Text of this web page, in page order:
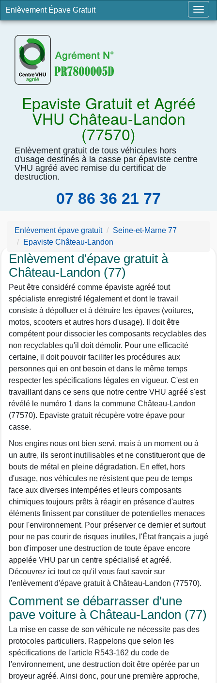
Enlèvement Épave Gratuit
Epaviste Gratuit et Agréé
VHU Château-Landon
(77570)
Enlèvement gratuit de tous véhicules hors
d'usage destinés à la casse par épaviste centre
VHU agréé avec remise du certificat de
destruction.
07 86 36 21 77
Enlèvement épave gratuit
Seine-et-Marne 77
Epaviste Château-Landon
Enlèvement d'épave gratuit à
Château-Landon (77)
Peut être considéré comme épaviste agréé tout
spécialiste enregistré légalement et dont le travail
consiste à dépolluer et à détruire les épaves (voitures,
motos, scooters et autres hors d'usage). Il doit être
compétent pour dissocier les composants recyclables des
non recyclables qu'il doit démolir. Pour une efficacité
certaine, il doit pouvoir faciliter les procédures aux
personnes qui en ont besoin et dans le même temps
respecter les spécifications légales en vigueur. C'est en
travaillant dans ce sens que notre centre VHU agréé s'est
révélé le numéro 1 dans la commune Château-Landon
(77570). Epaviste gratuit récupère votre épave pour
casse.
Nos engins nous ont bien servi, mais à un moment ou à
un autre, ils seront inutilisables et ne constitueront que de
bouts de métal en pleine dégradation. En effet, hors
d'usage, nos véhicules ne résistent que peu de temps
face aux diverses intempéries et leurs composants
chimiques toujours prêts à réagir en présence d'autres
éléments finissent par constituer de potentielles menaces
pour l'environnement. Pour préserver ce dernier et surtout
pour ne pas courir de risques inutiles, l'État français a jugé
bon d'imposer une destruction de toute épave encore
appelée VHU par un centre spécialisé et agréé.
Découvrez ici tout ce qu'il vous faut savoir sur
l'enlèvement d'épave gratuit à Château-Landon (77570).
Comment se débarrasser d'une
pave voiture à Château-Landon (77)
La mise en casse de son véhicule ne nécessite pas des
protocoles particuliers. Rappelons que selon les
spécifications de l'article R543-162 du code de
l'environnement, une destruction doit être opérée par un
broyeur agréé. Ainsi donc, pour une première approche,